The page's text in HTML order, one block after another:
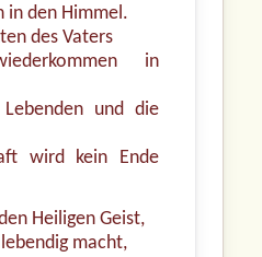
in den Himmel.
des Vaters
in
und die
wird kein Ende
Heiligen Geist,
macht,